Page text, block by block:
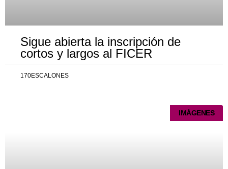
Sigue abierta la inscripción de
cortos y largos al FICER
170ESCALONES
IMÁGENES